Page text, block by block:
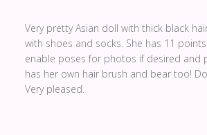
Very pretty Asian doll with thick black
with shoes and socks. She has 11
enable poses for photos if desired and
has her own hair brush and bear too!
Very pleased.